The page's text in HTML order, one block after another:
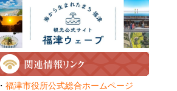
・ 福津市役所公式総合ホームページ